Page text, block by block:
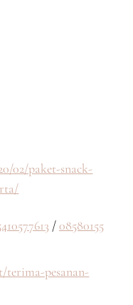
02/paket-snack-
/08580155
pesanan-